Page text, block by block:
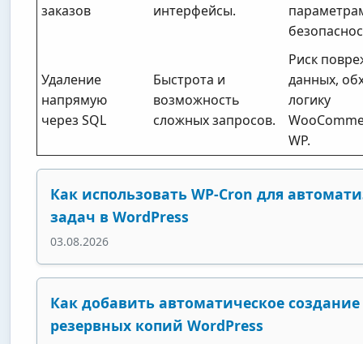
заказов
интерфейсы.
Удаление
напрямую
через SQL
Быстрота и
возможность
сложных запросов.
Риск
данных,
логику
WP.
Как использовать WP-Cron для
задач в WordPress
03.08.2026
Как добавить автоматическое создание
резервных копий WordPress